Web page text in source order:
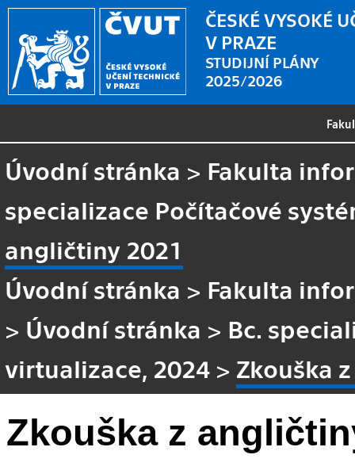
ČESKÉ VYSOKÉ
V PRAZE
STUDIJNÍ PLÁNY
2025/2026
Úvodní stránka > Fakulta
specializace Počítačové
angličtiny 2021
Úvodní stránka > Fakulta
> Úvodní stránka > Bc.
virtualizace, 2024 > Zkouška
Zkouška z